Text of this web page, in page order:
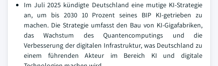
Im Juli 2025 kündigte Deutschland eine mutige KI-Strategie
an, um bis 2030 10 Prozent seines BIP KI-getrieben zu
machen. Die Strategie umfasst den Bau von KI-Gigafabriken,
das Wachstum des Quantencomputings und die
Verbesserung der digitalen Infrastruktur, was Deutschland zu
einem führenden Akteur im Bereich KI und digitale